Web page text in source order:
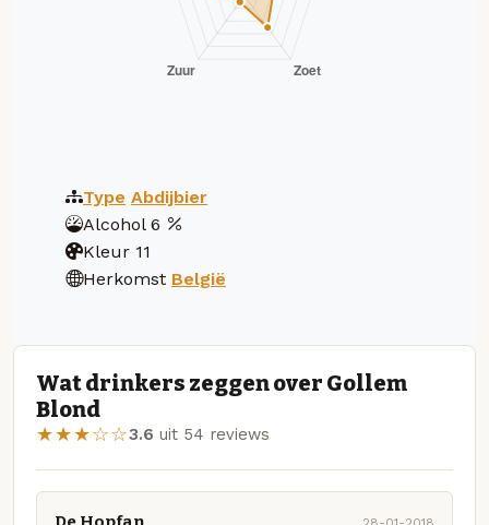
Type Abdijbier
Alcohol 6
Kleur 11
Herkomst België
Wat drinkers zeggen over Gollem
Blond
★★★☆☆3.6 uit 54 reviews